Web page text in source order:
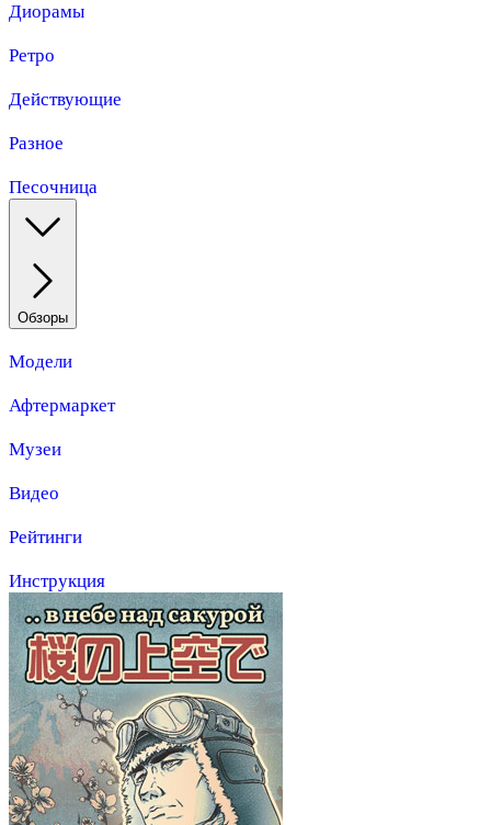
Диорамы
Ретро
Действующие
Разное
Песочница
Обзоры
Модели
Афтермаркет
Музеи
Видео
Рейтинги
Инструкция